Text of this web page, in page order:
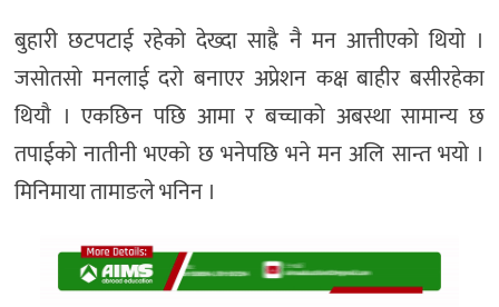
बुहारी छटपटाई रहेको देख्दा साह्रै नै मन आत्तीएको थियो ।
जसोतसो मनलाई दरो बनाएर अप्रेशन कक्ष बाहीर बसीरहेका
थियौ । एकछिन पछि आमा र बच्चाको अबस्था सामान्य छ
तपाईको नातीनी भएको छ भनेपछि भने मन अलि सान्त भयो ।
मिनिमाया तामाङले भनिन ।